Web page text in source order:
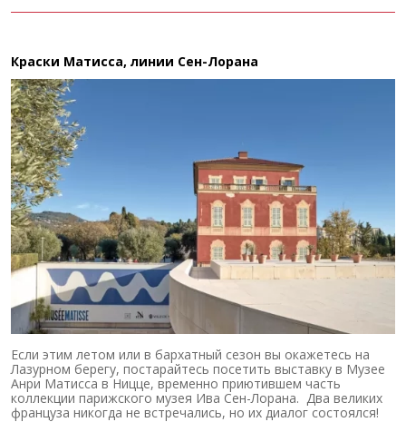
Краски Матисса, линии Сен-Лорана
Если этим летом или в бархатный сезон вы окажетесь на
Лазурном берегу, постарайтесь посетить выставку в Музее
Анри Матисса в Ницце, временно приютившем часть
коллекции парижского музея Ива Сен-Лорана. Два великих
француза никогда не встречались, но их диалог состоялся!